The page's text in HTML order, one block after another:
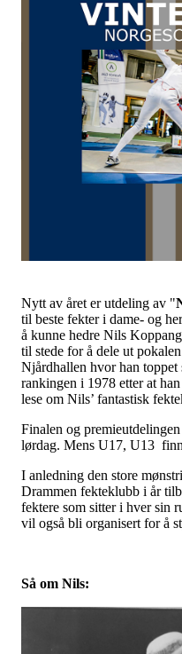
Nytt av året er utdeling av "
til beste fekter i dame- og
å kunne hedre Nils
til stede for å dele ut
Njårdhallen hvor han
rankingen i 1978 etter at
lese om Nils’ fantastisk
Finalen og
lørdag. Mens U17, U13
I anledning den store
Drammen fekteklubb i år
fektere som sitter i hver sin
vil også bli organisert for å
Så om Nils: